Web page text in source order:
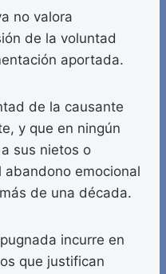
no valora
de la voluntad
aportada.
de la causante
y que en ningún
sus nietos o
emocional
de una década.
incurre en
que justifican